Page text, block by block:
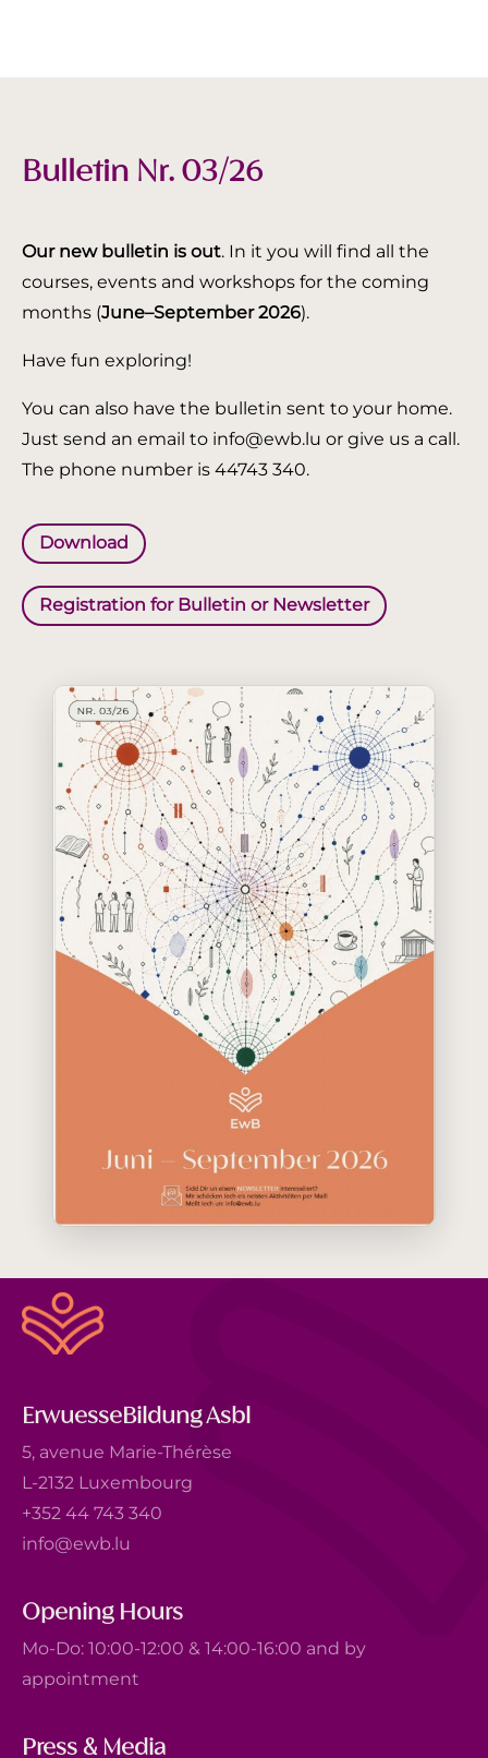
Bulletin Nr. 03/26
Our new bulletin is out. In it you will find all the
courses, events and workshops for the coming
months (June–September 2026).
Have fun exploring!
You can also have the bulletin sent to your home.
Just send an email to info@ewb.lu or give us a call.
The phone number is 44743 340.
Download
Registration for Bulletin or Newsletter
ErwuesseBildung Asbl
5, avenue Marie-Thérèse
L-2132 Luxembourg
+352 44 743 340
info@ewb.lu
Opening Hours
Mo-Do: 10:00-12:00 & 14:00-16:00 and by
appointment
Press & Media